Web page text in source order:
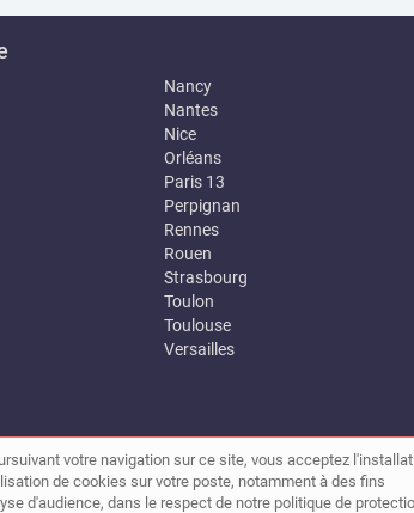
Nancy
Nantes
Nice
Orléans
Paris 13
Perpignan
Rennes
Rouen
Strasbourg
Toulon
Toulouse
Versailles
compte |Contact
votre navigation sur ce site, vous acceptez
de cookies sur votre poste, notamment à des fins
d'audience, dans le respect de notre politique de